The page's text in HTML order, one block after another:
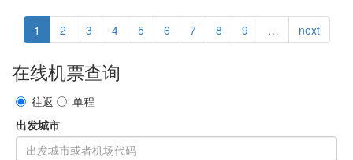
1 2 3 4 5 6 7 8 9 … next
在线机票查询
往返
单程
出发城市